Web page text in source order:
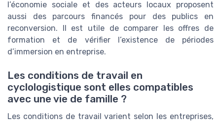
l’économie sociale et des acteurs locaux proposent
aussi des parcours financés pour des publics en
reconversion. Il est utile de comparer les offres de
formation et de vérifier l’existence de périodes
d’immersion en entreprise.
Les conditions de travail en
cyclologistique sont elles compatibles
avec une vie de famille ?
Les conditions de travail varient selon les entreprises,